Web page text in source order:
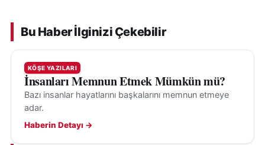
Bu Haber İlginizi Çekebilir
KÖŞE YAZILARI
İnsanları Memnun Etmek Mümkün mü?
Bazı insanlar hayatlarını başkalarını memnun etmeye
adar.
Haberin Detayı →